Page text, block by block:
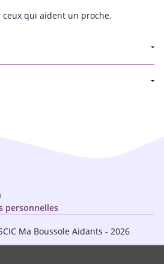
qui aident un proche.
Ma Boussole Aidants - 2026
personnelles